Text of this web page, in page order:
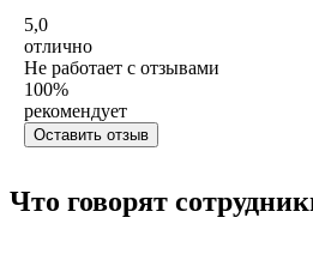
5,0
отлично
Не работает с отзывами
100%
рекомендует
Оставить отзыв
Что говорят